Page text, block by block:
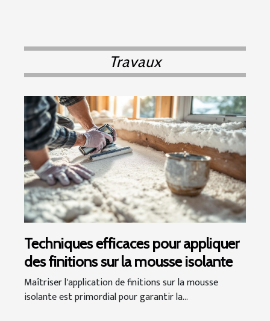
Travaux
Techniques efficaces pour appliquer
des finitions sur la mousse isolante
Maîtriser l'application de finitions sur la mousse
isolante est primordial pour garantir la...